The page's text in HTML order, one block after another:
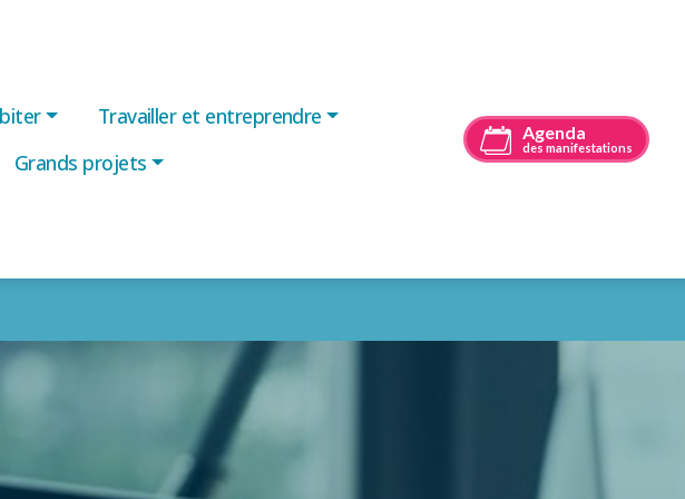
Travailler et entreprendre
Grands projets
Agenda
des manifestations